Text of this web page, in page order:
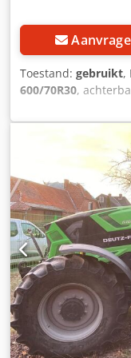
Toestand: gebruikt,
600/70R30,
, i-
hydraulische pomp
parallelrijsysteem